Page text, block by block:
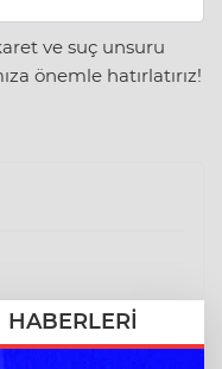
ve suç unsuru
önemle hatırlatırız!